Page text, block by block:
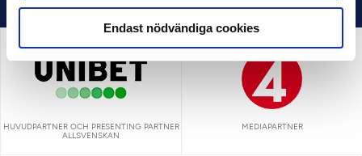
Endast nödvändiga cookies
HUVUDPARTNER OCH PRESENTING PARTNER
ALLSVENSKAN
MEDIAPARTNER